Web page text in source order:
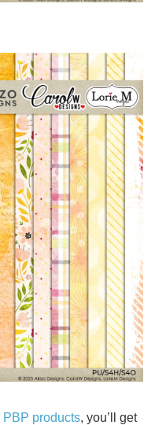
PBP products, you’ll get